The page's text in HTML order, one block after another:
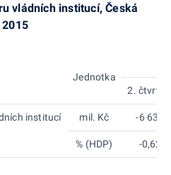
vládních institucí, Česká
Jednotka
2.
institucí mil. Kč -6 635
% (HDP) -0,62